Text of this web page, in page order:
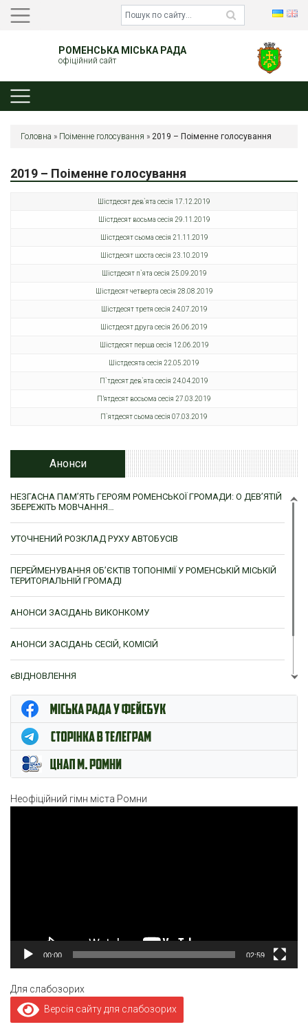
РОМЕНСЬКА МІСЬКА РАДА
офіційний сайт
Головна » Поіменне голосування » 2019 – Поіменне голосування
2019 – Поіменне голосування
Шістдесят дев`ята сесія 17.12.2019
Шістдесят восьма сесія 29.11.2019
Шістдесят сьома сесія 21.11.2019
Шістдесят шоста сесія 23.10.2019
Шістдесят п`ята сесія 25.09.2019
Шістдесят четверта сесія 28.08.2019
Шістдесят третя сесія 24.07.2019
Шістдесят друга сесія 26.06.2019
Шістдесят перша сесія 12.06.2019
Шістдесята сесія 22.05.2019
П`тдесят дев`ята сесія 24.04.2019
П’ятдесят восьома сесія 27.03.2019
П`ятдесят сьома сесія 07.03.2019
Анонси
НЕЗГАСНА ПАМ’ЯТЬ ГЕРОЯМ РОМЕНСЬКОЇ ГРОМАДИ: О ДЕВ’ЯТІЙ
ЗБЕРЕЖІТЬ МОВЧАННЯ…
УТОЧНЕНИЙ РОЗКЛАД РУХУ АВТОБУСІВ
ПЕРЕЙМЕНУВАННЯ ОБ’ЄКТІВ ТОПОНІМІЇ У РОМЕНСЬКІЙ МІСЬКІЙ
ТЕРИТОРІАЛЬНІЙ ГРОМАДІ
АНОНСИ ЗАСІДАНЬ ВИКОНКОМУ
АНОНСИ ЗАСІДАНЬ СЕСІЙ, КОМІСІЙ
єВІДНОВЛЕННЯ
ЦНАП м. Ромни
Неофіційний гімн міста Ромни
00:00 02:59
Для слабозорих
Версія сайту для слабозорих